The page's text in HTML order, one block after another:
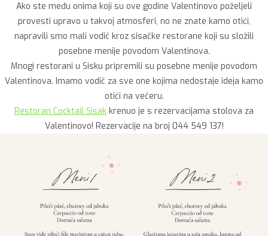
Ako ste među onima koji su ove godine Valentinovo poželjeli
provesti upravo u takvoj atmosferi, no ne znate kamo otići,
napravili smo mali vodič kroz sisačke restorane koji su složili
posebne menije povodom Valentinova.
Mnogi restorani u Sisku pripremili su posebne menije povodom
Valentinova. Imamo vodič za sve one kojima nedostaje ideja kamo
otići na večeru.
Restoran Cocktail Sisak krenuo je s rezervacijama stolova za
Valentinovo! Rezervacije na broj 044 549 137!